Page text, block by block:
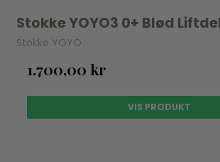
Stokke YOYO3 0+ Blød
Stokke YOYO
1.700,00 kr
VIS PRODUKT